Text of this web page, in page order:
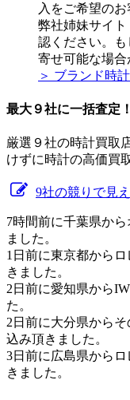
入をご希望のお
弊社姉妹サイ
認ください。
寄せ可能な場合
＞ ブランド時
最大９社に一括査定！
厳選９社の時計買取
けずに時計の高価買
9社の競りで見
7時間前に千葉県か
ました。
1日前に東京都から
きました。
2日前に愛知県から
た。
2日前に大分県から
込み頂きました。
3日前に広島県から
きました。